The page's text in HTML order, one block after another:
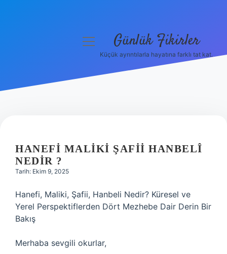
Hakkımızda
menüyü Günlük Fikirler
Küçük ayrıntılarla hayatına farklı tat kat.
HANEFI MALIKI ŞAFII HANBELÎ
NEDIR ?
Tarih: Ekim 9, 2025
Hanefi, Maliki, Şafii, Hanbeli Nedir? Küresel ve
Yerel Perspektiflerden Dört Mezhebe Dair Derin Bir
Bakış
Merhaba sevgili okurlar,